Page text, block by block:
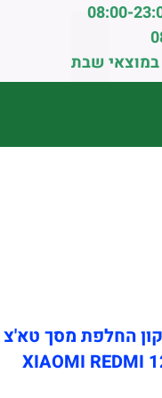
במוצאי שבת
החלפת מסך טא'צ